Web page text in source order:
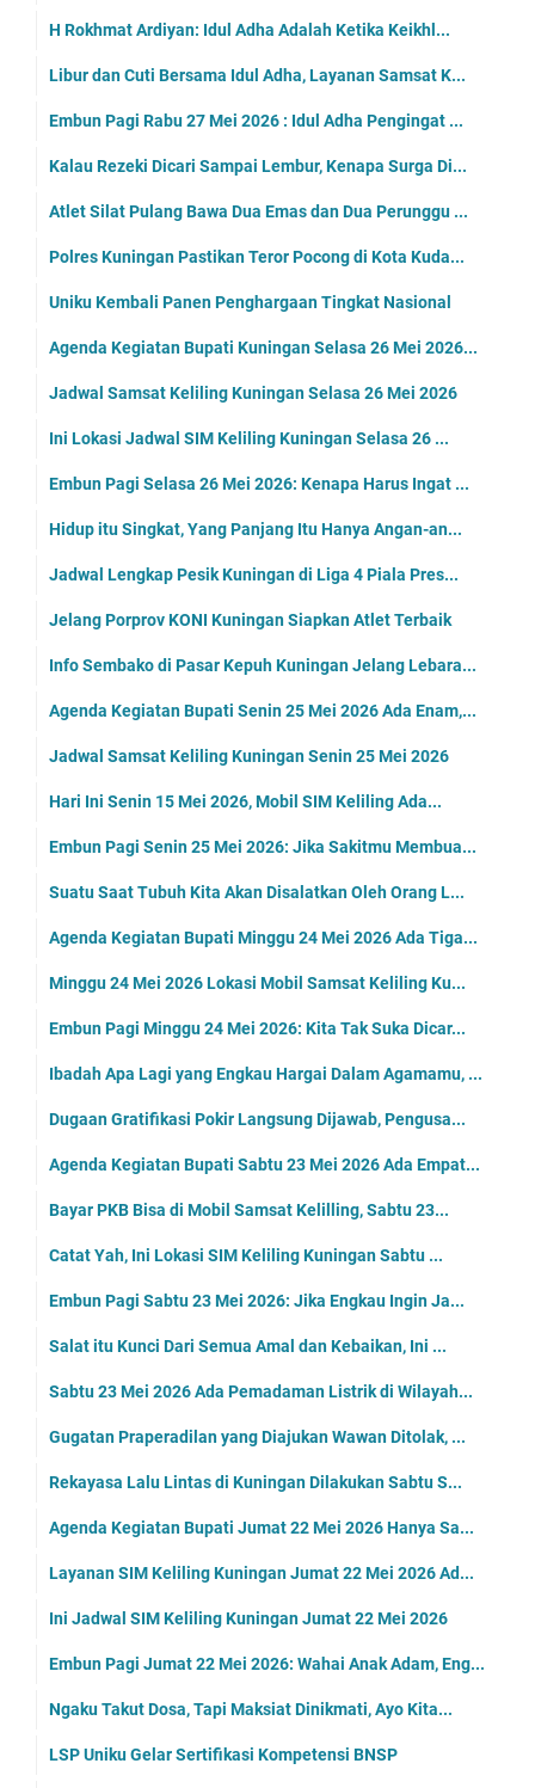
H Rokhmat Ardiyan: Idul Adha Adalah Ketika Keikhl...
Libur dan Cuti Bersama Idul Adha, Layanan Samsat K...
Embun Pagi Rabu 27 Mei 2026 : Idul Adha Pengingat ...
Kalau Rezeki Dicari Sampai Lembur, Kenapa Surga Di...
Atlet Silat Pulang Bawa Dua Emas dan Dua Perunggu ...
Polres Kuningan Pastikan Teror Pocong di Kota Kuda...
Uniku Kembali Panen Penghargaan Tingkat Nasional
Agenda Kegiatan Bupati Kuningan Selasa 26 Mei 2026...
Jadwal Samsat Keliling Kuningan Selasa 26 Mei 2026
Ini Lokasi Jadwal SIM Keliling Kuningan Selasa 26 ...
Embun Pagi Selasa 26 Mei 2026: Kenapa Harus Ingat ...
Hidup itu Singkat, Yang Panjang Itu Hanya Angan-an...
Jadwal Lengkap Pesik Kuningan di Liga 4 Piala Pres...
Jelang Porprov KONI Kuningan Siapkan Atlet Terbaik
Info Sembako di Pasar Kepuh Kuningan Jelang Lebara...
Agenda Kegiatan Bupati Senin 25 Mei 2026 Ada Enam,...
Jadwal Samsat Keliling Kuningan Senin 25 Mei 2026
Hari Ini Senin 15 Mei 2026, Mobil SIM Keliling Ada...
Embun Pagi Senin 25 Mei 2026: Jika Sakitmu Membua...
Suatu Saat Tubuh Kita Akan Disalatkan Oleh Orang L...
Agenda Kegiatan Bupati Minggu 24 Mei 2026 Ada Tiga...
Minggu 24 Mei 2026 Lokasi Mobil Samsat Keliling Ku...
Embun Pagi Minggu 24 Mei 2026: Kita Tak Suka Dicar...
Ibadah Apa Lagi yang Engkau Hargai Dalam Agamamu, ...
Dugaan Gratifikasi Pokir Langsung Dijawab, Pengusa...
Agenda Kegiatan Bupati Sabtu 23 Mei 2026 Ada Empat...
Bayar PKB Bisa di Mobil Samsat Kelilling, Sabtu 23...
Catat Yah, Ini Lokasi SIM Keliling Kuningan Sabtu ...
Embun Pagi Sabtu 23 Mei 2026: Jika Engkau Ingin Ja...
Salat itu Kunci Dari Semua Amal dan Kebaikan, Ini ...
Sabtu 23 Mei 2026 Ada Pemadaman Listrik di Wilayah...
Gugatan Praperadilan yang Diajukan Wawan Ditolak, ...
Rekayasa Lalu Lintas di Kuningan Dilakukan Sabtu S...
Agenda Kegiatan Bupati Jumat 22 Mei 2026 Hanya Sa...
Layanan SIM Keliling Kuningan Jumat 22 Mei 2026 Ad...
Ini Jadwal SIM Keliling Kuningan Jumat 22 Mei 2026
Embun Pagi Jumat 22 Mei 2026: Wahai Anak Adam, Eng...
Ngaku Takut Dosa, Tapi Maksiat Dinikmati, Ayo Kita...
LSP Uniku Gelar Sertifikasi Kompetensi BNSP